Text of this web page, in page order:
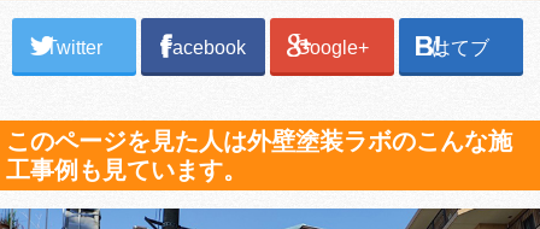
Twitter Facebook Google+ はてブ
このページを見た人は外壁塗装ラボのこんな施
工事例も見ています。